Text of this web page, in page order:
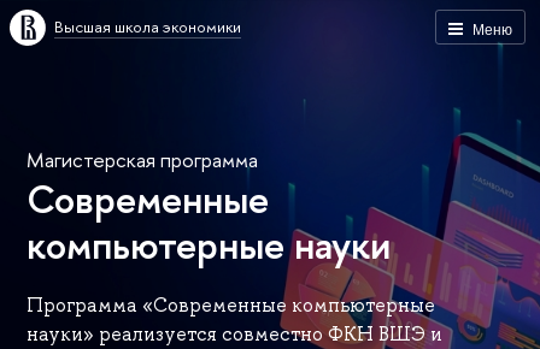
Меню
Высшая школа экономики
Магистерская программа
Современные
компьютерные науки
Программа «Современные компьютерные
науки» реализуется совместно ФКН ВШЭ и